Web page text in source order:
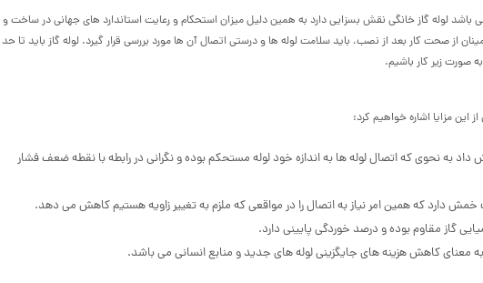
لوله گاز خانگی نقش بسزایی دارد به همین دلیل میزان استحکام و رعایت استاندارد های جهانی در ساخت و
از صحت کار بعد از نصب، باید سلامت لوله ها و درستی اتصال آن ها مورد بررسی قرار گیرد. لوله گاز باید تا حد
صورت زیر کار باشیم.
این مزایا اشاره خواهیم کرد:
داد به نحوی که اتصال لوله ها به اندازه خود لوله مستحکم بوده و نگرانی در رابطه با نقطه ضعف فشار
خمش دارد که همین امر نیاز به اتصال را در مواقعی که ملزم به تغییر زاویه هستیم کاهش می دهد.
گاز مقاوم بوده و درصد خوردگی پایینی دارد.
معنای کاهش هزینه های جایگزینی لوله های جدید و منابع انسانی می باشد.